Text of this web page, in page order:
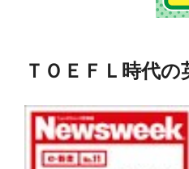
ＴＯＥＦＬ時代